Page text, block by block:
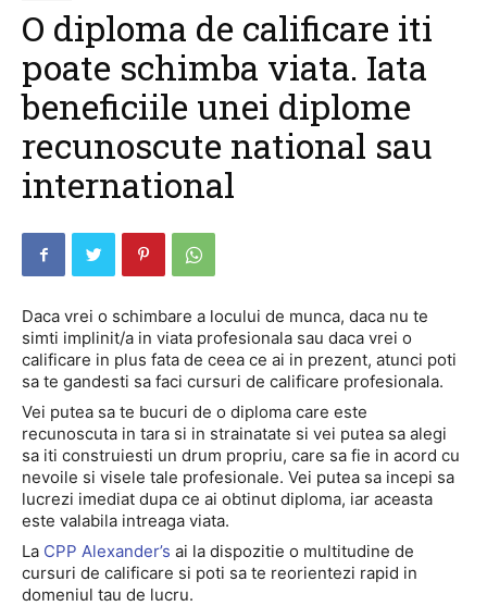
O diploma de calificare iti
poate schimba viata. Iata
beneficiile unei diplome
recunoscute national sau
international
Daca vrei o schimbare a locului de munca, daca nu te
simti implinit/a in viata profesionala sau daca vrei o
calificare in plus fata de ceea ce ai in prezent, atunci poti
sa te gandesti sa faci cursuri de calificare profesionala.
Vei putea sa te bucuri de o diploma care este
recunoscuta in tara si in strainatate si vei putea sa alegi
sa iti construiesti un drum propriu, care sa fie in acord cu
nevoile si visele tale profesionale. Vei putea sa incepi sa
lucrezi imediat dupa ce ai obtinut diploma, iar aceasta
este valabila intreaga viata.
La CPP Alexander’s ai la dispozitie o multitudine de
cursuri de calificare si poti sa te reorientezi rapid in
domeniul tau de lucru.